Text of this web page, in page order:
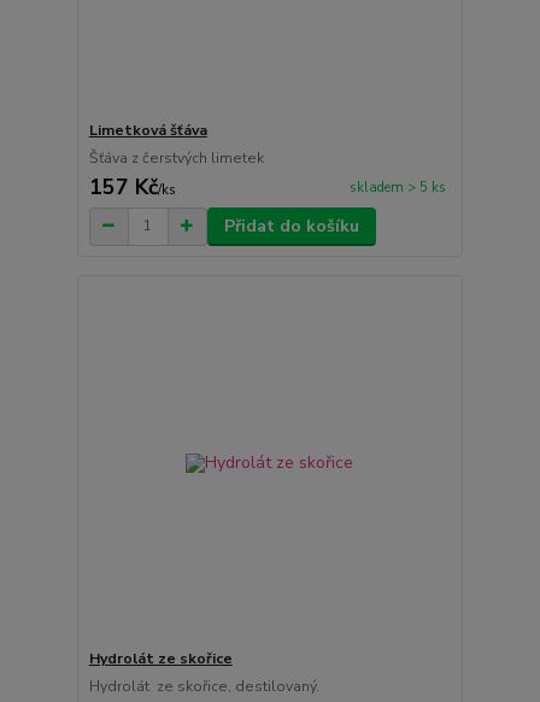
Limetková šťáva
Šťáva z čerstvých limetek
157 Kč/ks skladem > 5 ks
Přidat do košíku
Hydrolát ze skořice
Hydrolát ze skořice, destilovaný.